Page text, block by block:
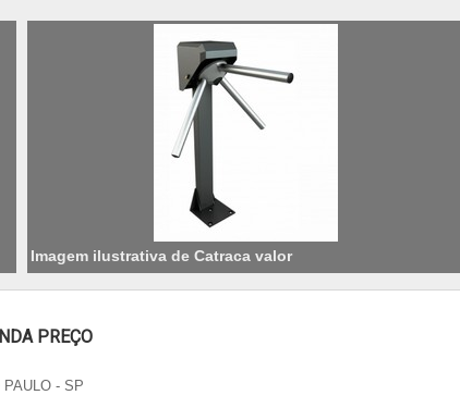
Imagem ilustrativa de Catraca valor
PREÇO
- SP